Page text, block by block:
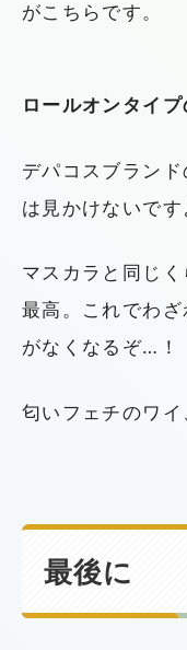
がこちらです。
ロールオンタイプ
デパコスブラン
は見かけないです
マスカラと同じ
最高。これでわ
がなくなるぞ…！
匂いフェチのワイ
最後に